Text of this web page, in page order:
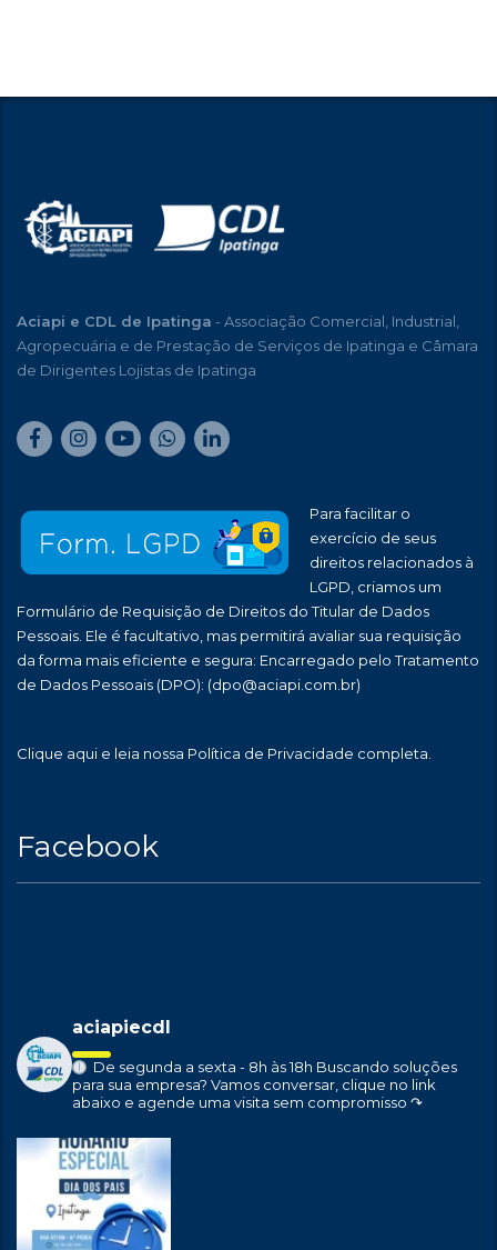
Aciapi e CDL de Ipatinga - Associação Comercial, Industrial,
Agropecuária e de Prestação de Serviços de Ipatinga e Câmara
de Dirigentes Lojistas de Ipatinga
Para facilitar o
exercício de seus
direitos relacionados à
LGPD, criamos um
Formulário de Requisição de Direitos do Titular de Dados
Pessoais. Ele é facultativo, mas permitirá avaliar sua requisição
da forma mais eficiente e segura: Encarregado pelo Tratamento
de Dados Pessoais (DPO): (dpo@aciapi.com.br)
Clique aqui e leia nossa Política de Privacidade completa.
Facebook
aciapiecdl
De segunda a sexta - 8h às 18h Buscando soluções
para sua empresa? Vamos conversar, clique no link
abaixo e agende uma visita sem compromisso ↷